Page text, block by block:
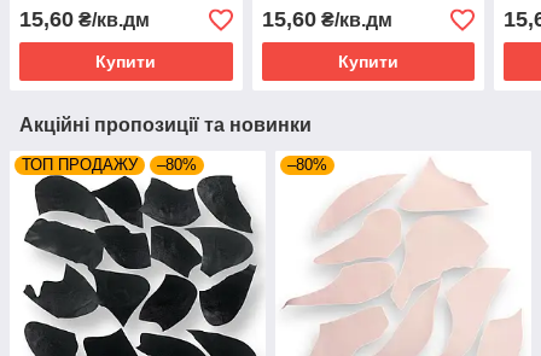
15,60 ₴/кв.дм
Купити
15,60₴/кв.дм
Купити
Акційні пропозиції та новинки
ТОП ПРОДАЖУ –80% –80%